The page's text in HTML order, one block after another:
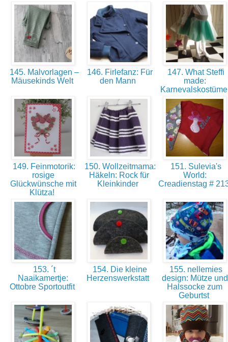
145. Malvorlagen –
Mäusekinds Welt
146. Firlefanz: Für
den Mann
147. What Steffi
made:
149. Feinmotorik:
rosige
Glückwünsche mit
Klütza!
150. Wollzeitmama:
Häkeln: Rock für
Kleinkinder
151. Sulevia's
World:
Creadienstag #
153. ´t
Naaikamertje:
Ottobre Sportoutfit
154. Die kleine
Herzenswerkstatt
155. nellemies
design: Mütze und
Halssocke zum
Geburtst